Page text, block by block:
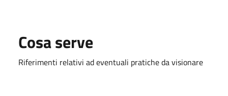
Cosa serve
Riferimenti relativi ad eventuali pratiche da visionare